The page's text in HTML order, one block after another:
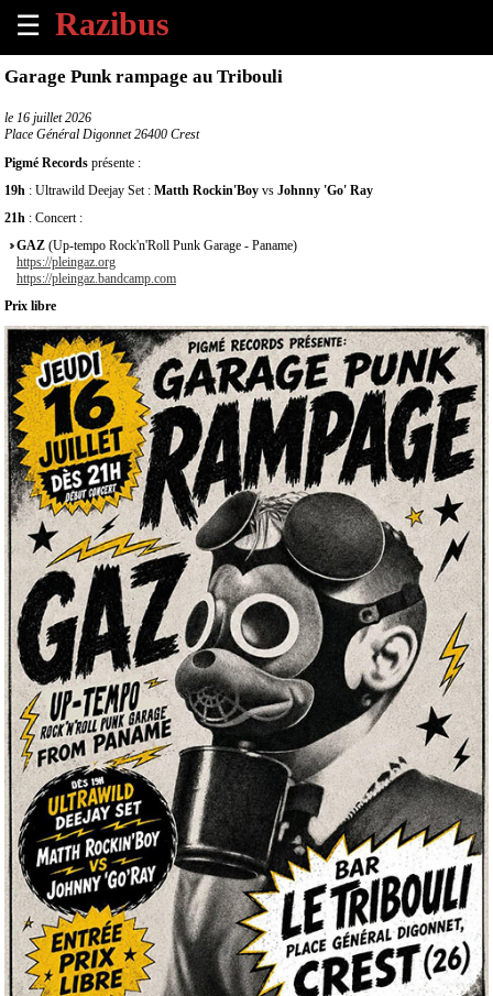
☰
×
Tous
évènements
à
venir
Annoncer
un
évènement
Contact
À
propos
Garage Punk rampage au Tribouli
le 16 juillet 2026
Place Général Digonnet 26400 Crest
Pigmé Records présente :
19h : Ultrawild Deejay Set : Matth Rockin'Boy vs Johnny 'Go' Ray
21h : Concert :
GAZ (Up-tempo Rock'n'Roll Punk Garage - Paname)
https://pleingaz.org
https://pleingaz.bandcamp.com
Prix libre